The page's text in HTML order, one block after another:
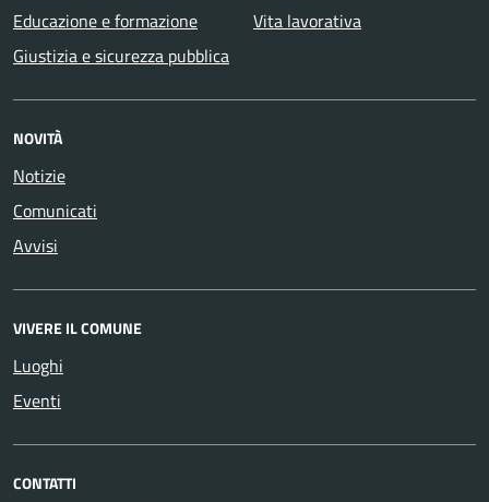
Educazione e formazione
Giustizia e sicurezza pubblica
Vita lavorativa
NOVITÀ
Notizie
Comunicati
Avvisi
VIVERE IL COMUNE
Luoghi
Eventi
CONTATTI